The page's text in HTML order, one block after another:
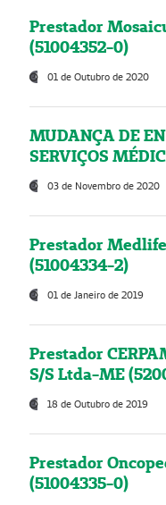
Prestador
(51004352-0)
01 de Outubro de 2020
MUDANÇA DE
SERVIÇOS
03 de Novembro de 2020
Prestador
(51004334-2)
01 de Janeiro de 2019
Prestador
S/S Ltda-ME
18 de Outubro de 2019
Prestador
(51004335-0)